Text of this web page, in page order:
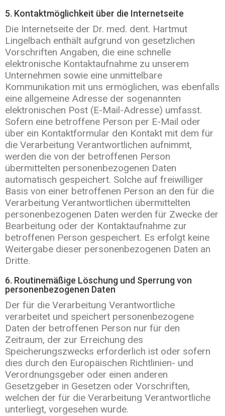
5. Kontaktmöglichkeit über die Internetseite
Die Internetseite der Dr. med. dent. Hartmut
Lingelbach enthält aufgrund von gesetzlichen
Vorschriften Angaben, die eine schnelle
elektronische Kontaktaufnahme zu unserem
Unternehmen sowie eine unmittelbare
Kommunikation mit uns ermöglichen, was ebenfalls
eine allgemeine Adresse der sogenannten
elektronischen Post (E-Mail-Adresse) umfasst.
Sofern eine betroffene Person per E-Mail oder
über ein Kontaktformular den Kontakt mit dem für
die Verarbeitung Verantwortlichen aufnimmt,
werden die von der betroffenen Person
übermittelten personenbezogenen Daten
automatisch gespeichert. Solche auf freiwilliger
Basis von einer betroffenen Person an den für die
Verarbeitung Verantwortlichen übermittelten
personenbezogenen Daten werden für Zwecke der
Bearbeitung oder der Kontaktaufnahme zur
betroffenen Person gespeichert. Es erfolgt keine
Weitergabe dieser personenbezogenen Daten an
Dritte.
6. Routinemäßige Löschung und Sperrung von
personenbezogenen Daten
Der für die Verarbeitung Verantwortliche
verarbeitet und speichert personenbezogene
Daten der betroffenen Person nur für den
Zeitraum, der zur Erreichung des
Speicherungszwecks erforderlich ist oder sofern
dies durch den Europäischen Richtlinien- und
Verordnungsgeber oder einen anderen
Gesetzgeber in Gesetzen oder Vorschriften,
welchen der für die Verarbeitung Verantwortliche
unterliegt, vorgesehen wurde.